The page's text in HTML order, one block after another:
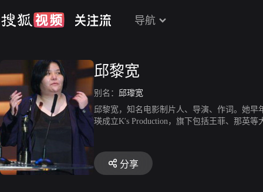
导航
邱黎宽
别名：
邱瓈宽
邱黎宽，知名电影制片人、导演、作词。她
瑛成立K's Production，旗下包括王菲、那英
分享